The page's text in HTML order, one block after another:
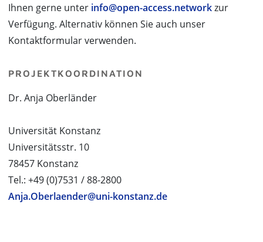
Ihnen gerne unter info@open-access.networkzur
Verfügung. Alternativ können Sie auch unser
Kontaktformular verwenden.
PROJEKTKOORDINATION
Dr. Anja Oberländer
Universität Konstanz
Universitätsstr. 10
78457 Konstanz
Tel.: +49 (0)7531 / 88-2800
Anja.Oberlaender@uni-konstanz.de